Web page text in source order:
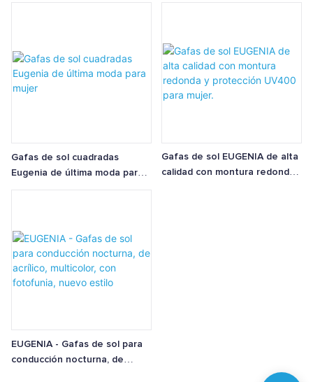
Gafas de sol cuadradas
Eugenia de última moda para
Gafas de sol EUGENIA de alta
calidad con montura redonda
EUGENIA - Gafas de sol para
conducción nocturna, de